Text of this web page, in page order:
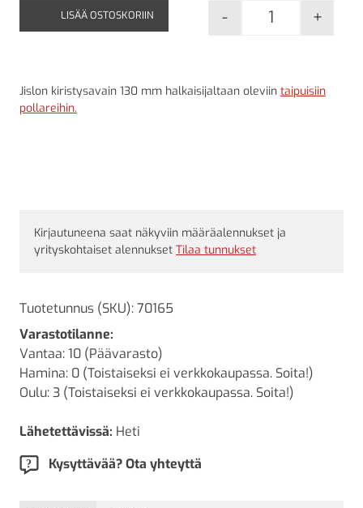
Jislon
- +
LISÄÄ OSTOSKORIIN
Jislon kiristysavain 130 mm halkaisijaltaan oleviin taipuisiin
pollareihin.
Kirjautuneena saat näkyviin määräalennukset ja
yrityskohtaiset alennukset Tilaa tunnukset
Tuotetunnus (SKU):70165
Varastotilanne:
Vantaa: 10 (Päävarasto)
Hamina: 0 (Toistaiseksi ei verkkokaupassa. Soita!)
Oulu: 3 (Toistaiseksi ei verkkokaupassa. Soita!)
Lähetettävissä: Heti
Kysyttävää? Ota yhteyttä